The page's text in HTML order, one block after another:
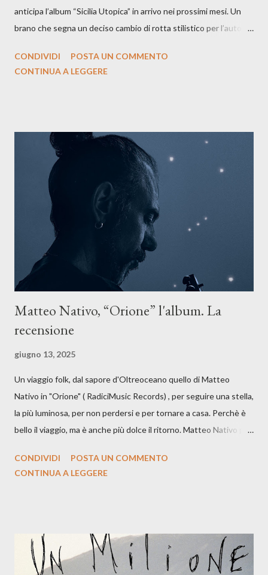
anticipa l’album “Sicilia Utopica” in arrivo nei prossimi mesi. Un
brano che segna un deciso cambio di rotta stilistico per l’autore
testo ibrido tra italiano e siciliano, e un’urgenza espressiva che
La canzone racconta la difficoltà di creare, e perfino di esistere,
sotto il peso della realtà. Ma lo fa cercando una via d’uscita, una
forma di assoluzione, nel vivere e nel suonare, nel trovare respiro
anche quando l’aria sembra farsi più densa. Il brano è anche una
dichiarazione d’intenti: Cico Messina apre il suo nuovo percorso
artistico con una composizi...
CONDIVIDI
POSTA UN COMMENTO
CONTINUA A LEGGERE
Matteo Nativo, “Orione” l'album. La
recensione
giugno 13, 2025
Un viaggio folk, dal sapore d'Oltreoceano quello di Matteo
Nativo in "Orione" ( RadiciMusic Records) , per seguire una stella,
la più luminosa, per non perdersi e per tornare a casa. Perchè è
bello il viaggio, ma è anche più dolce il ritorno. Matteo Nativo per
indubbiamente matura e consapevole oltre che con ottimi
Dicevamo. Ed è da qui che il nostro inizia questo concept
musicale, con " Che ora è" , raccontando la separazione dalla
CONDIVIDI
POSTA UN COMMENTO
CONTINUA A LEGGERE